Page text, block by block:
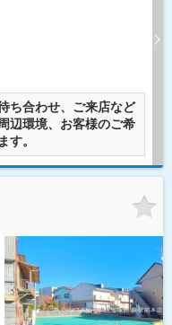
ち合わせ、ご来店など
辺環境、お客様のご希
す。